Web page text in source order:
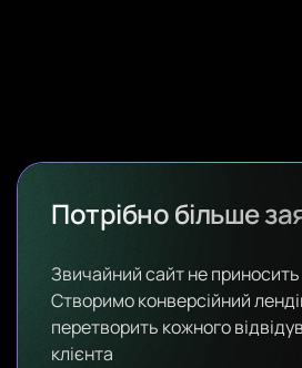
Потрібно більше
Звичайний сайт не
Створимо конверсійний
перетворить кожного
клієнта